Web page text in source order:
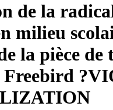
de la
milieu
la pièce de
?